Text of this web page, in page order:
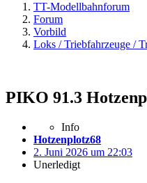
TT-Modellbahnforum
Forum
Vorbild
Loks / Triebfahrzeuge /
PIKO 91.3
Info
Hotzenplotz68
2. Juni 2026 um 22:03
Unerledigt